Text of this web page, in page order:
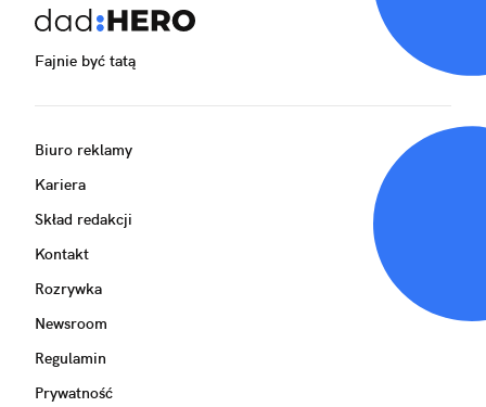
Fajnie być tatą
Biuro reklamy
Kariera
Skład redakcji
Kontakt
Rozrywka
Newsroom
Regulamin
Prywatność